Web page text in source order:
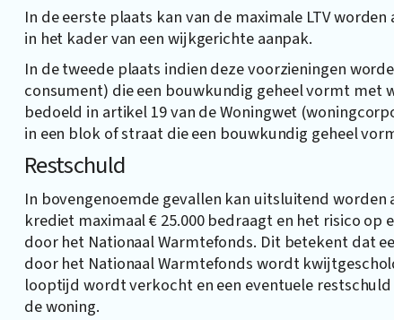
In de eerste plaats kan van de maximale LTV
in het kader van een wijkgerichte aanpak.
In de tweede plaats indien deze voorzieningen
consument) die een bouwkundig geheel vormt met
bedoeld in artikel 19 van de Woningwet
in een blok of straat die een bouwkundig geheel
Restschuld
In bovengenoemde gevallen kan uitsluitend
krediet maximaal € 25.000 bedraagt en het risico
door het Nationaal Warmtefonds. Dit betekent dat
door het Nationaal Warmtefonds wordt
looptijd wordt verkocht en een eventuele
de woning.